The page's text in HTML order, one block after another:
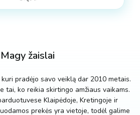
Magy žaislai
pradėjo savo veiklą dar 2010 metais.
tai, ko reikia skirtingo amžiaus vaikams.
Klaipėdoje, Kretingoje ir
prekės yra vietoje, todėl galime